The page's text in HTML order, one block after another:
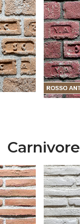
Carnivore